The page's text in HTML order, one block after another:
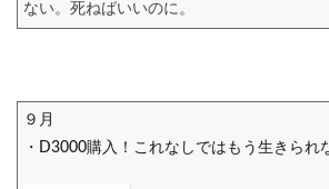
ない。死ねばいいのに。
９月
・D3000購入！これなしではもう生きられ